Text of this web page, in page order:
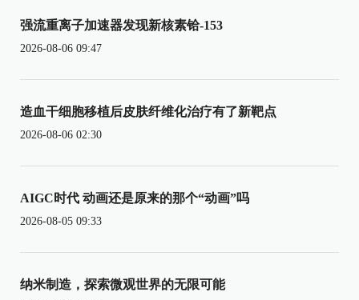
强流重离子加速器发现新核素铪-153
2026-08-06 09:47
造血干细胞移植后皮肤纤维化治疗有了新靶点
2026-08-06 02:30
AIGC时代 动画还是原来的那个“动画”吗
2026-08-05 09:33
纳米制造，探索微观世界的无限可能